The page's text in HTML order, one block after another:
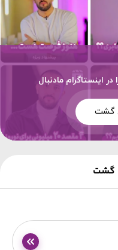
اینستاگرام مادنبال
گشت
گشت